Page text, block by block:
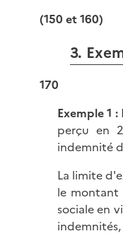
(150 et 160)
3.
170
Exemple 1 :
perçu en
indemnité
La limite
le montant
sociale en
indemnités,